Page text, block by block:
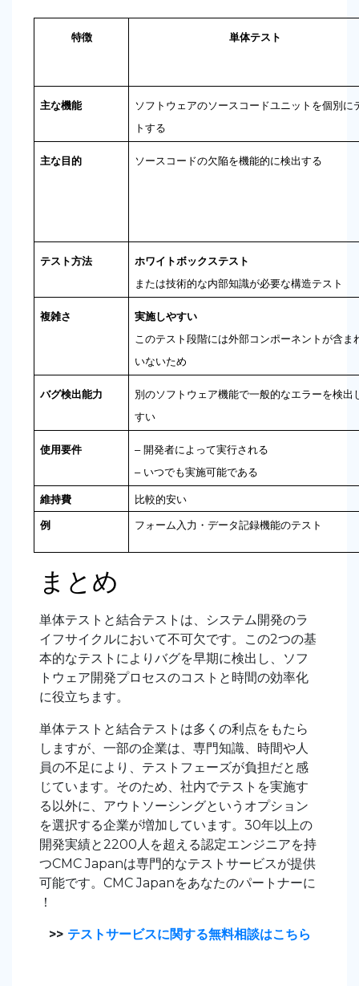
特徴 単体テスト
主な機能
ソフトウェアのソースコードユニットを個別に
トする
主な目的 ソースコードの欠陥を機能的に検出する
テスト方法
または技術的な内部知識が必要な構造テスト
複雑さ
このテスト段階には外部コンポーネントが含ま
いないため
バグ検出能力
別のソフトウェア機能で一般的なエラーを検出
すい
使用要件
– いつでも実施可能である
維持費 比較的安い
例 フォーム入力・データ記録機能のテスト
まとめ
単体テストと結合テストは、システム開発のラ
イフサイクルにおいて不可欠です。この2つの基
本的なテストによりバグを早期に検出し、ソフ
トウェア開発プロセスのコストと時間の効率化
に役立ちます。
単体テストと結合テストは多くの利点をもたら
しますが、一部の企業は、専門知識、時間や人
員の不足により、テストフェーズが負担だと感
じています。そのため、社内でテストを実施す
る以外に、アウトソーシングというオプション
を選択する企業が増加しています。30年以上の
開発実績と2200人を超える認定エンジニアを持
つCMC Japanは専門的なテストサービスが提供
可能です。CMC Japanをあなたのパートナーに
！
>> テストサービスに関する無料相談はこちら